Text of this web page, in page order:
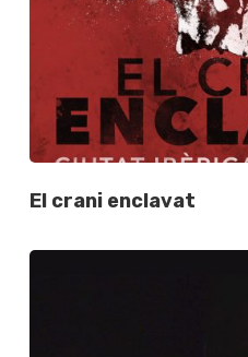
El crani enclavat